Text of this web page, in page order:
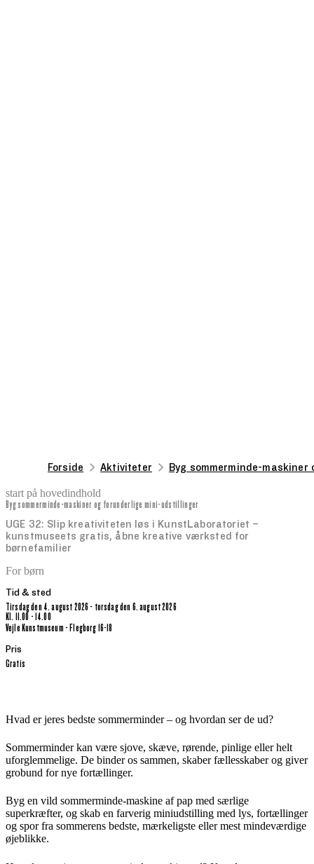
Forside Aktiviteter Byg sommerminde-
start på hovedindhold
Byg sommerminde-maskiner og forunderlige mini-udstillinger
UGE 32: Slip kreativiteten løs i KunstLaboratoriet –
kunstmuseets gratis, åbne kreative værksted for
børnefamilier
senest opdateret 4. august 2026
For børn
Tid & sted
tirsdag den 4. august 2026 - torsdag den 6. august 2026
kl. 11.00 - 14.00
Vejle Kunstmuseum - Flegborg 16-18
Pris
Gratis
Hvad er jeres bedste sommerminder – og hvordan ser de ud?
Sommerminder kan være sjove, skæve, rørende, pinlige eller helt
uforglemmelige. De binder os sammen, skaber fællesskaber og giver
grobund for nye fortællinger.
Byg en vild sommerminde-maskine af pap med særlige
superkræfter, og skab en farverig miniudstilling med lys, fortællinger
og spor fra sommerens bedste, mærkeligste eller mest mindeværdige
øjeblikke.